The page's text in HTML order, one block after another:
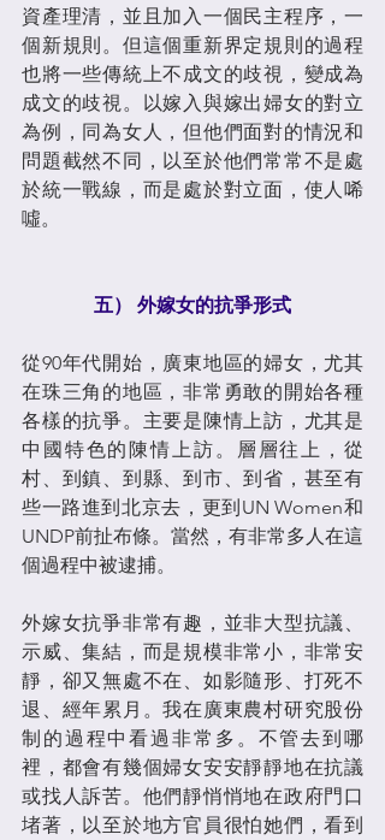
資產理清，並且加入一個民主程序，一
個新規則。但這個重新界定規則的過程
也將一些傳統上不成文的歧視，變成為
成文的歧視。以嫁入與嫁出婦女的對立
為例，同為女人，但他們面對的情況和
問題截然不同，以至於他們常常不是處
於統一戰線，而是處於對立面，使人唏
噓。
五） 外嫁女的抗爭形式
從90年代開始，廣東地區的婦女，尤其
在珠三角的地區，非常勇敢的開始各種
各樣的抗爭。主要是陳情上訪，尤其是
中國特色的陳情上訪。層層往上，從
村、到鎮、到縣、到市、到省，甚至有
些一路進到北京去，更到UN Women和
UNDP前扯布條。當然，有非常多人在這
個過程中被逮捕。
外嫁女抗爭非常有趣，並非大型抗議、
示威、集結，而是規模非常小，非常安
靜，卻又無處不在、如影隨形、打死不
退、經年累月。我在廣東農村研究股份
制的過程中看過非常多。不管去到哪
裡，都會有幾個婦女安安靜靜地在抗議
或找人訴苦。他們靜悄悄地在政府門口
堵著，以至於地方官員很怕她們，看到